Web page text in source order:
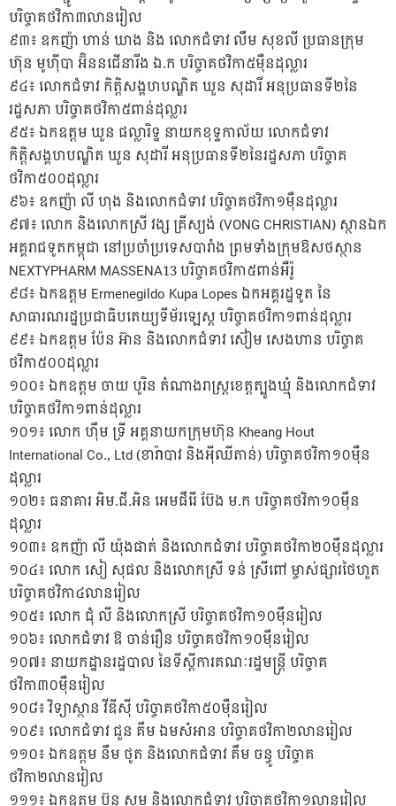
បរិច្ចាគថវិកា៣លានរៀល
៩៣៖ ឧកញ៉ា ហាន់ ឃាង និង លោកជំទាវ លឹម សុខលី ប្រធានក្រុម
ហ៊ុន មូហ៊ីបា អ៊ិននជើនារីង ឯ.ក បរិច្ចាគថវិកា៥ម៉ឺនដុល្លារ
៩៤៖ លោកជំទាវ កិត្តិសង្គហបណ្ឌិត ឃួន សុដារី អនុប្រធានទី២នៃ
រដ្ឋសភា បរិច្ចាគថវិកា៥ពាន់ដុល្លារ
៩៥៖ ឯកឧត្តម ឃួន ផល្លារិទ្ឋ នាយកខុទ្ទកាល័យ លោកជំទាវ
កិត្តិសង្គហបណ្ឌិត ឃួន សុដារី អនុប្រធានទី២នៃរដ្ឋសភា បរិច្ចាគ
ថវិកា៥០០ដុល្លារ
៩៦៖ ឧកញ៉ា លី ហុង និងលោកជំទាវ បរិច្ចាគថវិកា១ម៉ឺនដុល្លារ
៩៧៖ លោក និងលោកស្រី វង្ស គ្រីស្យង់ (VONG CHRISTIAN) ស្ថានឯក
អគ្គរាជទូតកម្ពុជា នៅប្រចាំប្រទេសបារាំង ព្រមទាំងក្រុមឱសថស្ថាន
NEXTYPHARM MASSENA13 បរិច្ចាគថវិកា៥ពាន់អឺរ៉ូ
៩៨៖ ឯកឧត្តម Ermenegildo Kupa Lopes ឯកអគ្គរដ្ឋទូត នៃ
សាធារណរដ្ឋប្រជាធិបតេយ្យទីម័រឡេស្ត បរិច្ចាគថវិកា១ពាន់ដុល្លារ
៩៩៖ ឯកឧត្តម ប៉ែន អ៊ាន និងលោកជំទាវ ស៊ៀម សេងហាន បរិច្ចាគ
ថវិកា៥០០ដុល្លារ
១០០៖ ឯកឧត្តម ចាយ បូរិន តំណាងរាស្ត្រខេត្តត្បូងឃ្មុំ និងលោកជំទាវ
បរិច្ចាគថវិកា១ពាន់ដុល្លារ
១០១៖ លោក ហ៊ឹម ទ្រី អគ្គនាយកក្រុមហ៊ុន Kheang Hout
International Co., Ltd (ខារ៉ាបាវ និងអ៉ីឈីតាន់) បរិច្ចាគថវិកា១០ម៉ឺន
ដុល្លារ
១០២៖ ធនាគារ អិម.ជី.អិន អេមផឹរើ ប៊ែង ម.ក បរិច្ចាគថវិកា១០ម៉ឹន
ដុល្លារ
១០៣៖ ឧកញ៉ា លី យ៉ុងផាត់ និងលោកជំទាវ បរិច្ចាគថវិកា២០ម៉ឹនដុល្លារ
១០៤៖ លោក សៀ សុផល និងលោកស្រី ទន់ ស្រីពៅ ម្ចាស់ផ្សារថៃហួត
បរិច្ចាគថវិកា៤លានរៀល
១០៥៖ លោក ជុំ លី និងលោកស្រី បរិច្ចាគថវិកា១០ម៉ឹនរៀល
១០៦៖ លោកជំទាវ ឱ ចាន់រឿន បរិច្ចាគថវិកា១០ម៉ឹនរៀល
១០៧៖ នាយកដ្ឋានរដ្ឋបាល នៃទីស្តីការគណៈរដ្ឋមន្ត្រី បរិច្ចាគ
ថវិកា៣០ម៉ឺនរៀល
១០៨៖ វិទ្យាស្ថាន វីឌីស៉ី បរិច្ចាគថវិកា៥០ម៉ឺនរៀល
១០៩៖ លោកជំទាវ ជួន គឹម ឯមសំអាន បរិច្ចាគថវិកា២លានរៀល
១១០៖ ឯកឧត្តម នឹម ថូត និងលោកជំទាវ គឹម ចន្ធូ បរិច្ចាគ
ថវិកា២លានរៀល
១១១៖ ឯកឧត្តម ប៊ុន សម និងលោកជំទាវ បរិច្ចាគថវិកា១លានរៀល